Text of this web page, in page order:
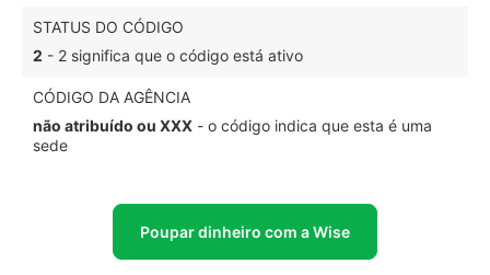
STATUS DO CÓDIGO
2 - 2 significa que o código está ativo
CÓDIGO DA AGÊNCIA
não atribuído ou XXX - o código indica que esta é uma
sede
Poupar dinheiro com a Wise